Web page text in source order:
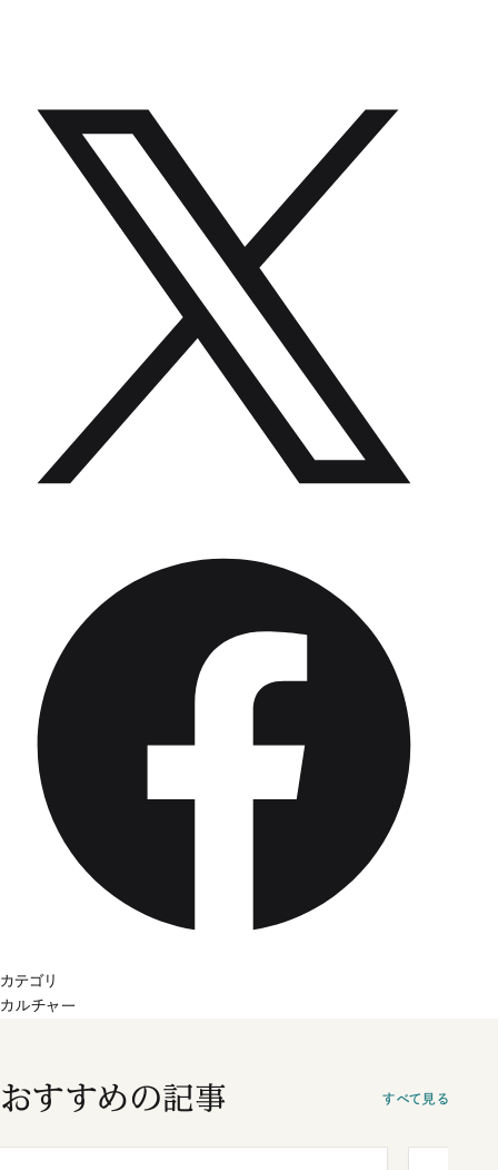
カテゴリ
カルチャー
おすすめの記事 すべて見る